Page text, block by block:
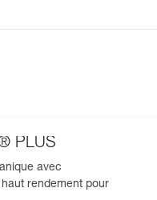
PLUS
avec
rendement pour